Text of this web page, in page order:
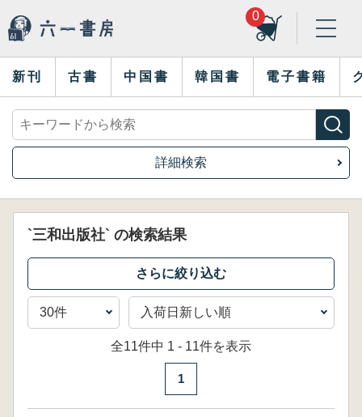
0
新刊 古書 中国書 韓国書 電子書籍
詳細検索
`三和出版社` の検索結果
全11件中 1 - 11件を表示
1